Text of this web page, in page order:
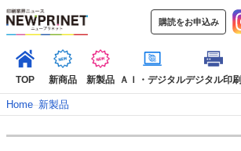
購読をお申込み
TOP 新商品 新製品 ＡＩ・デジタルデジタル印刷
Home–新製品